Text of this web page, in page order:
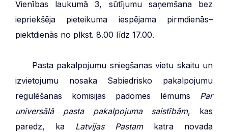
Vienības laukumā 3, sūtījumu saņemšana bez
iepriekšēja pieteikuma iespējama pirmdienās–
piektdienās no plkst. 8.00 līdz 17.00.
Pasta pakalpojumu sniegšanas vietu skaitu un
izvietojumu nosaka Sabiedrisko pakalpojumu
regulēšanas komisijas padomes lēmums Par
universālā pasta pakalpojuma saistībām, kas
paredz, ka Latvijas Pastamkatra novada